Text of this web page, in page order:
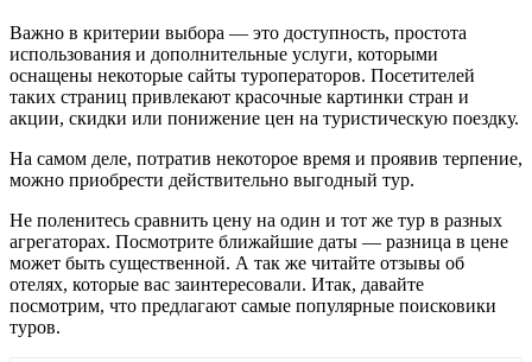
Важно в критерии выбора — это доступность, простота
использования и дополнительные услуги, которыми
оснащены некоторые сайты туроператоров. Посетителей
таких страниц привлекают красочные картинки стран и
акции, скидки или понижение цен на туристическую поездку.
На самом деле, потратив некоторое время и проявив терпение,
можно приобрести действительно выгодный тур.
Не поленитесь сравнить цену на один и тот же тур в разных
агрегаторах. Посмотрите ближайшие даты — разница в цене
может быть существенной. А так же читайте отзывы об
отелях, которые вас заинтересовали. Итак, давайте
посмотрим, что предлагают самые популярные поисковики
туров.